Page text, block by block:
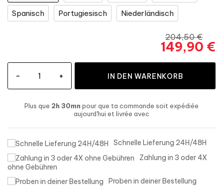
Spanisch
Portugiesisch Niederländisch
204,50 €
149,90 €
- + IN DEN WARENKORB
Plus que 2h 30mn pour que ta commande soit expédiée
aujourd'hui et livrée avec
Schnelle Lieferung 24H/48H
Zahlung in 3 oder 4X
ohne Gebühren
Proben in deiner Bestellung